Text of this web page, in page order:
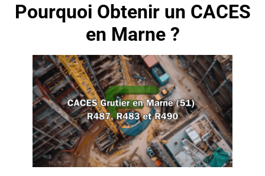
Pourquoi Obtenir un CACES
en Marne ?